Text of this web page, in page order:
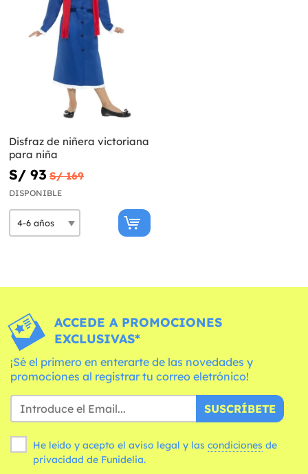
Disfraz de niñera victoriana
para niña
S/ 93 S/ 169
DISPONIBLE
ACCEDE A PROMOCIONES
EXCLUSIVAS*
¡Sé el primero en enterarte de las novedades y
promociones al registrar tu correo eletrónico!
SUSCRÍBETE
He leído y acepto el aviso legal y las condiciones
privacidad de Funidelia.